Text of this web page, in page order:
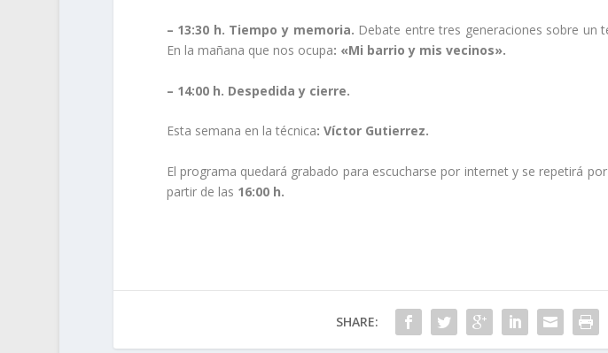
– 13:30 h. Tiempo y memoria. Debate entre tres generaciones sobre un
En la mañana que nos ocupa: «Mi barrio y mis vecinos».
– 14:00 h. Despedida y cierre.
Esta semana en la técnica: Víctor Gutierrez.
El programa quedará grabado para escucharse por internet y se repetirá
partir de las 16:00 h.
SHARE: